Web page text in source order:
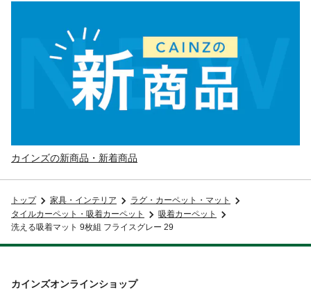
カインズの新商品・新着商品
トップ 家具・インテリア
ラグ・カーペット・マット
タイルカーペット・吸着カーペット
吸着カーペット
洗える吸着マット 9枚組 フライスグレー 29
カインズオンラインショップ